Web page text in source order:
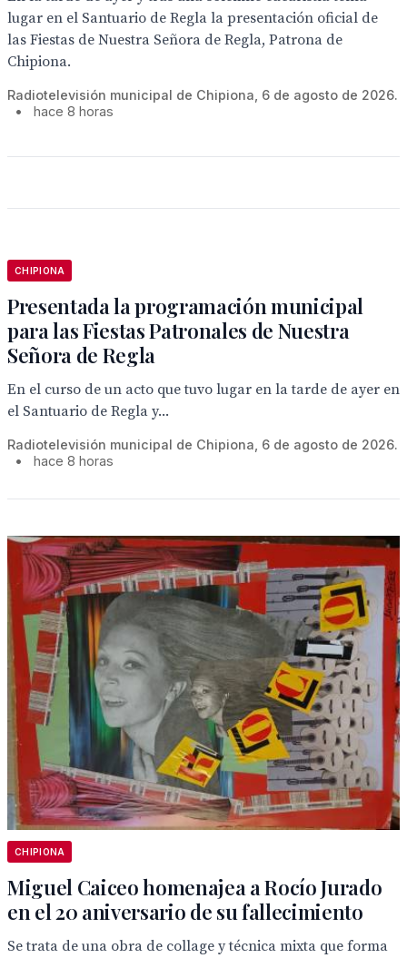
lugar en el Santuario de Regla la presentación oficial de
las Fiestas de Nuestra Señora de Regla, Patrona de
Chipiona.
Radiotelevisión municipal de Chipiona, 6 de agosto de 2026.
•
hace 8 horas
CHIPIONA
Presentada la programación municipal
para las Fiestas Patronales de Nuestra
Señora de Regla
En el curso de un acto que tuvo lugar en la tarde de ayer en
el Santuario de Regla y...
Radiotelevisión municipal de Chipiona, 6 de agosto de 2026.
•
hace 8 horas
CHIPIONA
Miguel Caiceo homenajea a Rocío Jurado
en el 20 aniversario de su fallecimiento
Se trata de una obra de collage y técnica mixta que forma